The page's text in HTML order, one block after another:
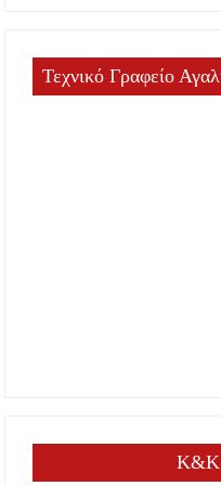
Τεχνικό Γραφείο
K&K